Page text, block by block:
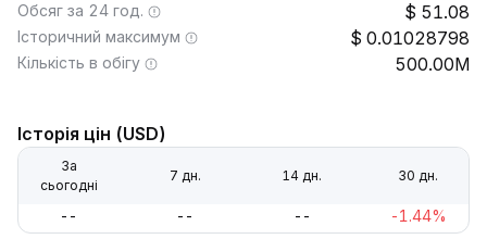
Обсяг за 24 год. 51.08
Історичний максимум 0.01028798
Кількість в обігу 500.00M
Історія цін (USD)
За
сьогодні
7 дн. 14 дн. 30 дн.
-- -- -- -1.44%